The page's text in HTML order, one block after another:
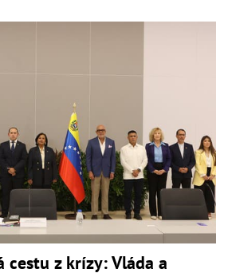
cestu z krízy: Vláda a